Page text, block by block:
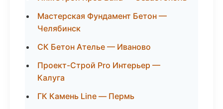
Мастерская Фундамент Бетон —
Челябинск
СК Бетон Ателье — Иваново
Проект-Строй Pro Интерьер —
Калуга
ГК Камень Line — Пермь